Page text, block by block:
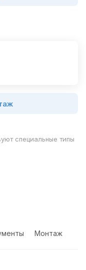
специальные типы
Монтаж